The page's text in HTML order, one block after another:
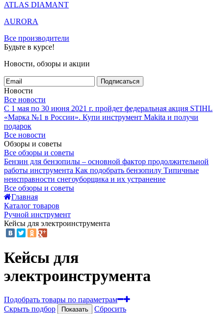
ATLAS DIAMANT
AURORA
Все производители
Будьте в курсе!
Новости, обзоры и акции
Подписаться
Новости
Все новости
С 1 мая по 30 июня 2021 г. пройдет федеральная акция STIHL
«Марка №1 в России». Купи инструмент Makita и получи
подарок
Все новости
Обзоры и советы
Все обзоры и советы
Бензин для бензопилы – основной фактор продолжительной
работы инструмента Как подобрать бензопилу Типичные
неисправности снегоуборщика и их устранение
Все обзоры и советы
Главная
Каталог товаров
Ручной инструмент
Кейсы для электроинструмента
Кейсы для
электроинструмента
Подобрать товары по параметрам
Скрыть подбор
Показать
Сбросить